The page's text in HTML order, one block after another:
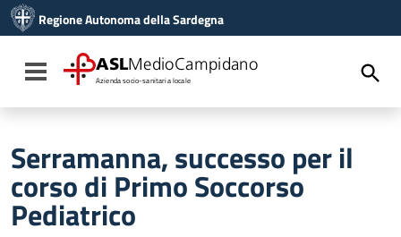
Vai al menu di navigazione
Vai al footer
Regione Autonoma della Sardegna
Toggle navigation
ASLMedioCampidano
Azienda socio-sanitaria locale
Serramanna, successo per il
corso di Primo Soccorso
Pediatrico